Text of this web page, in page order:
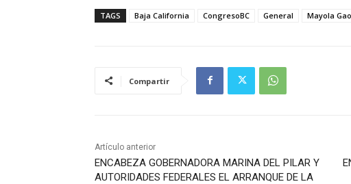
TAGS Baja California CongresoBC General Mayola
Compartir
Artículo anterior
ENCABEZA GOBERNADORA MARINA DEL PILAR Y
AUTORIDADES FEDERALES EL ARRANQUE DE LA